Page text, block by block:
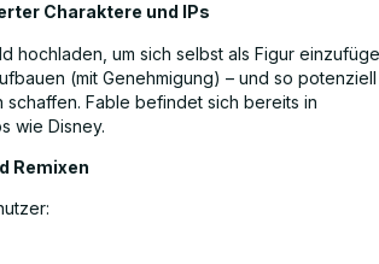
Charaktere und IPs
hochladen, um sich selbst als Figur
(mit Genehmigung) – und so
Fable befindet sich bereits in
wie Disney.
Remixen